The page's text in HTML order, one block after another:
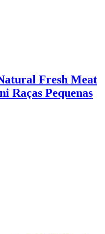
Fresh Meat
Raças Pequenas